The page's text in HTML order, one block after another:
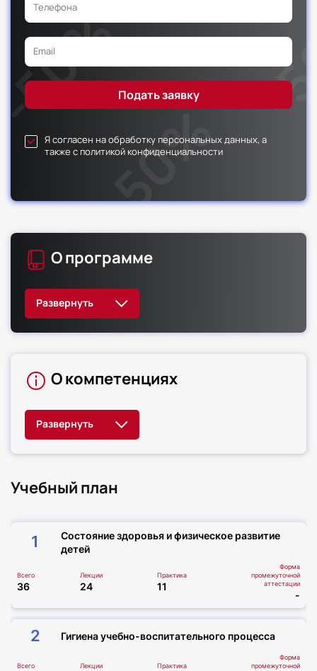
Я согласен на обработку персональных данных, а
также с политикой конфиденциальности
О программе
О компетенциях
Учебный план
1
Состояние здоровья и физическое развитие
детей
Всего
36
Лекции
24
Практика
11
Форма
промежуточной
аттестации
-
2 Гигиена учебно-воспитательного процесса
Всего Лекции Практика
Форма
промежуточной